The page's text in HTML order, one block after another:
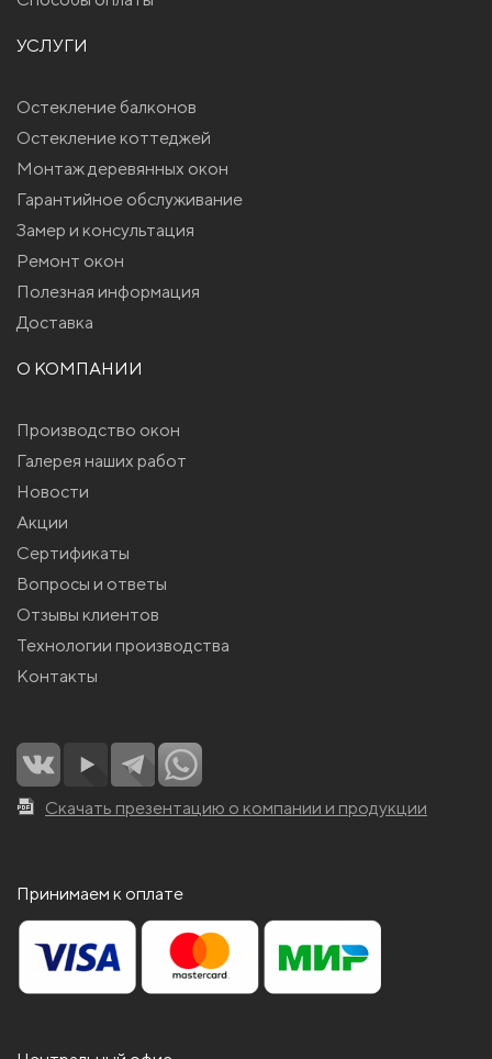
УСЛУГИ
Остекление балконов
Остекление коттеджей
Монтаж деревянных окон
Гарантийное обслуживание
Замер и консультация
Ремонт окон
Полезная информация
Доставка
О КОМПАНИИ
Производство окон
Галерея наших работ
Новости
Акции
Сертификаты
Вопросы и ответы
Отзывы клиентов
Технологии производства
Контакты
Скачать презентацию о компании и продукции
Принимаем к оплате